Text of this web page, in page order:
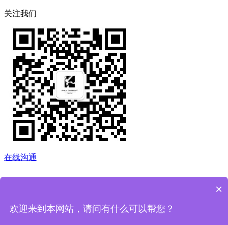
关注我们
在线沟通
×
欢迎来到本网站，请问有什么可以帮您？